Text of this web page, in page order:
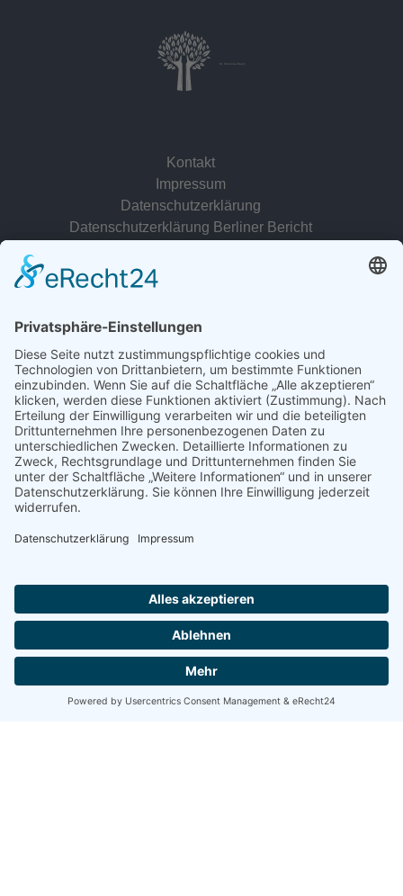
Dr. Christina Baum
Kontakt
Impressum
Datenschutzerklärung
Datenschutzerklärung Berliner Bericht
© 2022 - 2026 Dr. Christina Baum. Alle Rechte vorbehalten.